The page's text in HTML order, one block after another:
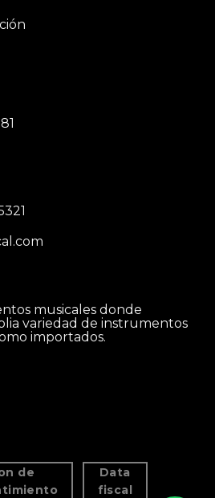
musicales donde
variedad de instrumentos
importados.
de
Data
fiscal